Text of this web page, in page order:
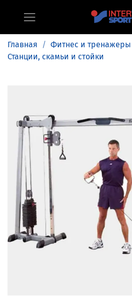
Главная Фитнес и тренажеры
Станции, скамьи и стойки